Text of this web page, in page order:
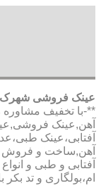
عینک فروشی شهرک
**-با تخفیف
آهن,عینک
آفتابی،عینک
آهن,ساخت و فروش
آفتابی و طبی و
ام،بولگاری و تد